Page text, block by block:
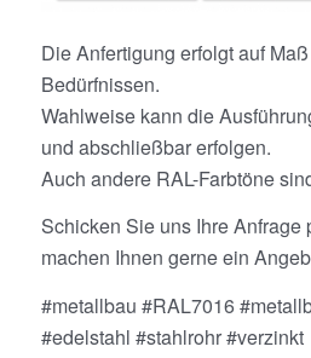
Die Anfertigung erfolgt auf
Bedürfnissen.
Wahlweise kann die
und abschließbar erfolgen.
Auch andere RAL-Farbtöne
Schicken Sie uns Ihre Anfrage
machen Ihnen gerne ein
#metallbau #RAL7016
#edelstahl #stahlrohr #verzinkt